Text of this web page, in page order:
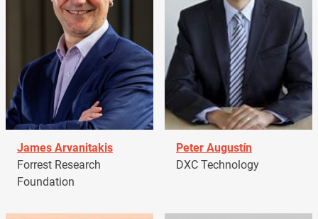
James Arvanitakis
Forrest Research
Foundation
Peter Augustín
DXC Technology